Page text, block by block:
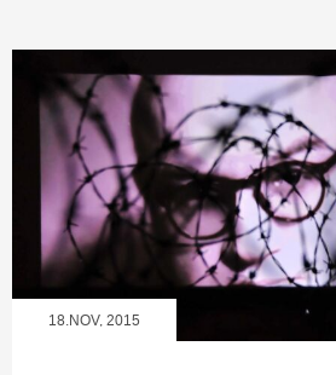
18.NOV, 2015